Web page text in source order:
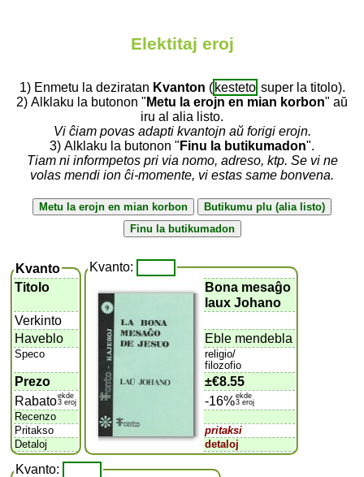
Elektitaj eroj
1) Enmetu la deziratan Kvanton ( kesteto super la titolo).
2) Alklaku la butonon " Metu la erojn en mian korbon" aŭ
iru al alia listo.
Vi ĉiam povas adapti kvantojn aŭ forigi erojn.
3) Alklaku la butonon " Finu la butikumadon".
Tiam ni informpetos pri via nomo, adreso, ktp. Se vi ne
volas mendi ion ĉi-momente, vi estas same bonvena.
Kvanto
Titolo
Verkinto
Haveblo
Speco
Prezo
Rabatoekde
3 eroj
Recenzo
Pritakso
Detaloj
Kvanto:
Bona mesaĝo
laux Johano
Eble mendebla
religio/
filozofio
±€8.55
-16%ekde
3 eroj
pritaksi
detaloj
Kvanto: